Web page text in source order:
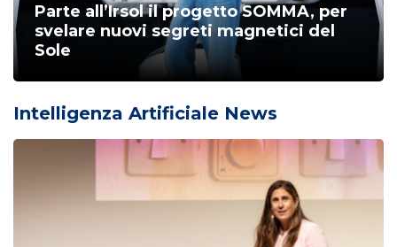
Parte all’Irsol il progetto SOMMA, per
svelare nuovi segreti magnetici del
Sole
Intelligenza Artificiale News